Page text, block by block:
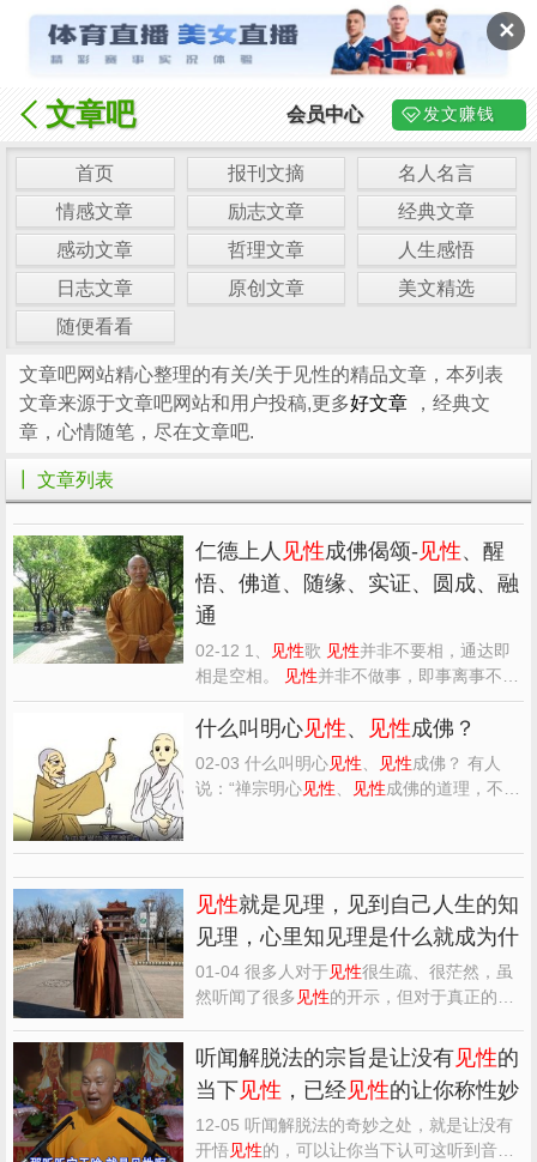
✕
文章吧 会员中心 发文赚钱
首页 报刊文摘
名人名言
情感文章
励志文章
经典文章
感动文章
哲理文章
人生感悟
日志文章
原创文章
美文精选
随便看看
文章吧网站精心整理的有关/关于见性的精品文章，本列表
文章来源于文章吧网站和用户投稿,更多好文章
，经典文
章，心情随笔，尽在文章吧.
┃ 文章列表
仁德上人 见性成佛偈颂-见性、醒
悟、佛道、随缘、实证、圆成、融
通
02-12 1、 见性歌 见性并非不要相，通达即
相是空相。
见性并非不做事，即事离事不着
事。 醒悟见性并非不动心，用心无心再用
心。见性并非无一念，动念无我无私念。
并非不可为，为而不为正行为。
不说我，说我无我无爱憎。见性并非不分
别，分别无我无...
什么叫明心见性、 见性成佛？
02-03 什么叫明心见性 见性成佛？ 有人
说：“禅宗明心见性 见性成佛的道理，不是
是和佛一样，...
见性就是见理，见到自己人生的知
见理，心里知见理是什么就成为什
01-04 很多人对于见性很生疏、很茫然，虽
然听闻了很多 见性的开示，但对于真正的明
握，而是似是而非，心中没有踏实过。原因
是自己对于明心见性 还是不通达、不透彻，
不是真正地明白。根本就不明白什么是明心
见性？不通达见性是...
听闻解脱法的宗旨是让没有见性的
当下见性 ，已经见性的让你称性妙
12-05 听闻解脱法的奇妙之处，就是让没有
开悟见性的，可以让你当下认可这听到音声